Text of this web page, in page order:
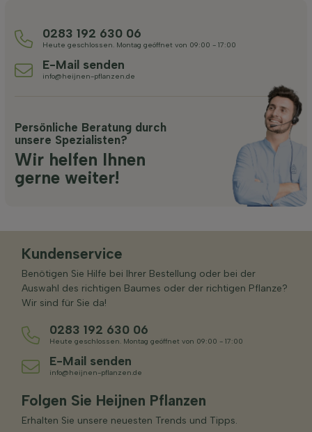
0283 192 630 06
Heute geschlossen. Montag geöffnet von 09:00 - 17:00
E-Mail senden
info@heijnen-pflanzen.de
Persönliche Beratung durch
unsere Spezialisten?
Wir helfen Ihnen
gerne weiter!
Kundenservice
Benötigen Sie Hilfe bei Ihrer Bestellung oder bei der
Auswahl des richtigen Baumes oder der richtigen Pflanze?
Wir sind für Sie da!
0283 192 630 06
Heute geschlossen. Montag geöffnet von 09:00 - 17:00
E-Mail senden
info@heijnen-pflanzen.de
Folgen Sie Heijnen Pflanzen
Erhalten Sie unsere neuesten Trends und Tipps.